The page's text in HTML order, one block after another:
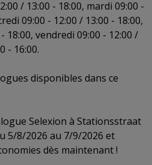
/ 13:00 - 18:00, mardi 09:00 -
09:00 - 12:00 / 13:00 - 18:00,
18:00, vendredi 09:00 - 12:00 /
- 16:00.
disponibles dans ce
Selexion à Stationsstraat
5/8/2026 au 7/9/2026 et
dès maintenant !
Informatie op een apparaat opslaan
advertenties en content,
doelgroepenonderzoek en